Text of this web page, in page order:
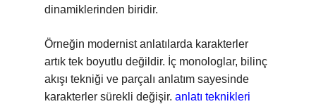
dinamiklerinden biridir.
Örneğin modernist anlatılarda karakterler
artık tek boyutlu değildir. İç monologlar, bilinç
akışı tekniği ve parçalı anlatım sayesinde
karakterler sürekli değişir. anlatı teknikleri